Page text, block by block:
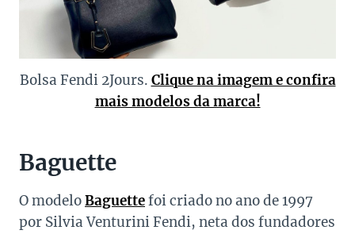
Bolsa Fendi 2Jours. Clique na imagem e confira
mais modelos da marca!
Baguette
O modeloBaguettefoi criado no ano de 1997
por Silvia Venturini Fendi, neta dos fundadores